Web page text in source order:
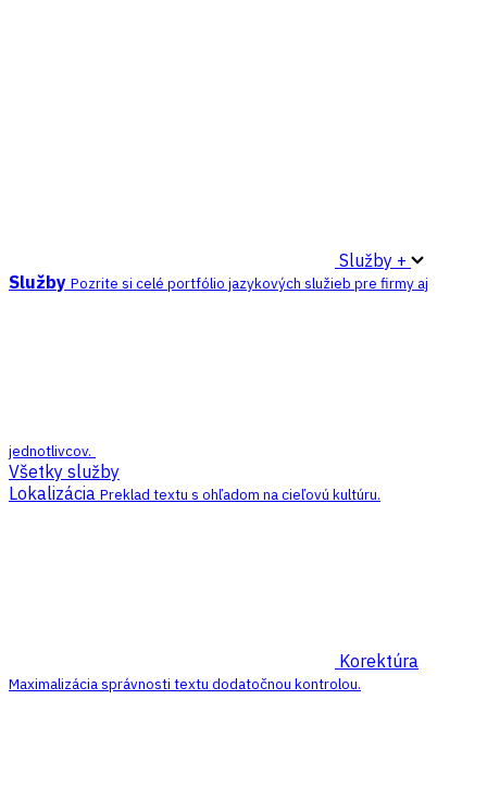
Služby +
Služby Pozrite si celé portfólio jazykových služieb pre firmy aj
jednotlivcov.
Všetky služby
Lokalizácia Preklad textu s ohľadom na cieľovú kultúru.
Korektúra
Maximalizácia správnosti textu dodatočnou kontrolou.